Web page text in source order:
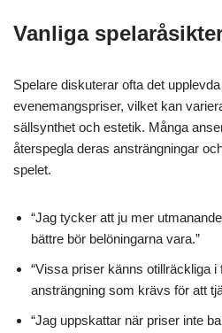
Vanliga
Spelare diskuterar ofta det
evenemangspriser, vilket kan
sällsynthet och estetik. Många
återspegla deras ansträngningar
spelet.
“Jag tycker att ju mer
bättre bör belöningarna vara.”
“Vissa priser känns otillräckliga i
ansträngning som krävs för att
“Jag uppskattar när priser inte